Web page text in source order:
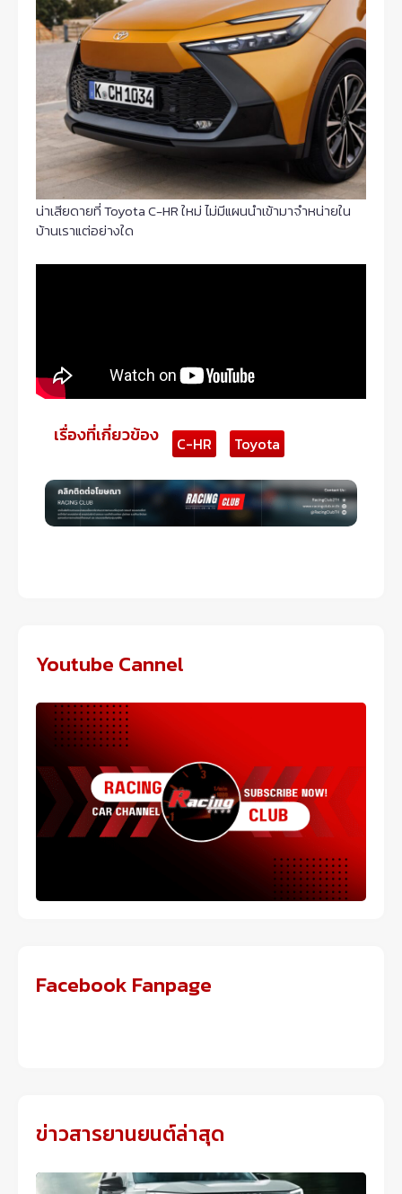
น่าเสียดายที่ Toyota C-HR ใหม่ ไม่มีแผนนำเข้ามาจำหน่ายใน
บ้านเราแต่อย่างใด
เรื่องที่เกี่ยวข้อง C-HR Toyota
Youtube Cannel
Facebook Fanpage
ข่าวสารยานยนต์ล่าสุด